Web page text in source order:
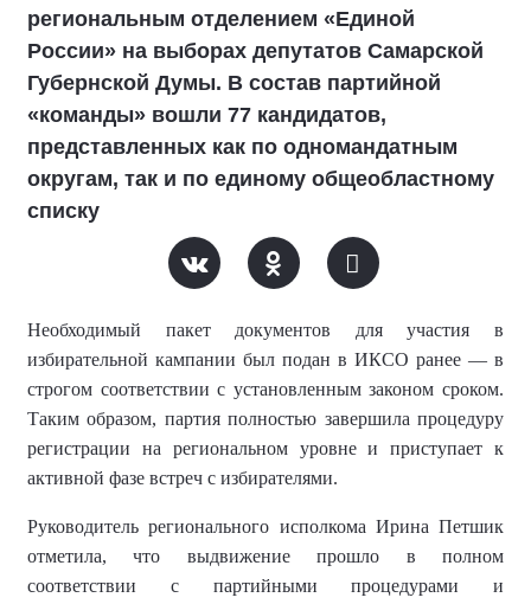
региональным отделением «Единой
России» на выборах депутатов Самарской
Губернской Думы. В состав партийной
«команды» вошли 77 кандидатов,
представленных как по одномандатным
округам, так и по единому общеобластному
списку
Необходимый пакет документов для участия в
избирательной кампании был подан в ИКСО ранее — в
строгом соответствии с установленным законом сроком.
Таким образом, партия полностью завершила процедуру
регистрации на региональном уровне и приступает к
активной фазе встреч с избирателями.
Руководитель регионального исполкома Ирина Петшик
отметила, что выдвижение прошло в полном
соответствии с партийными процедурами и